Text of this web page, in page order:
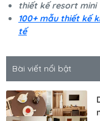
thiết kế resort mini
100+ mẫu thiết kế
tế
Bài viết nổi bật